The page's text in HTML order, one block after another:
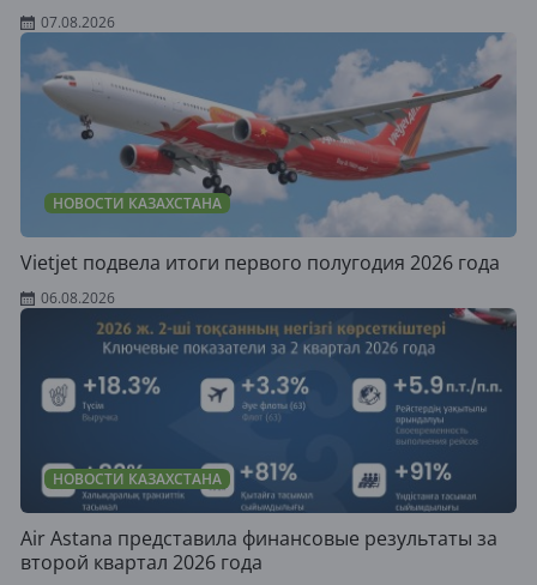
07.08.2026
НОВОСТИ КАЗАХСТАНА
Vietjet подвела итоги первого полугодия 2026 года
06.08.2026
НОВОСТИ КАЗАХСТАНА
Air Astana представила финансовые результаты за
второй квартал 2026 года